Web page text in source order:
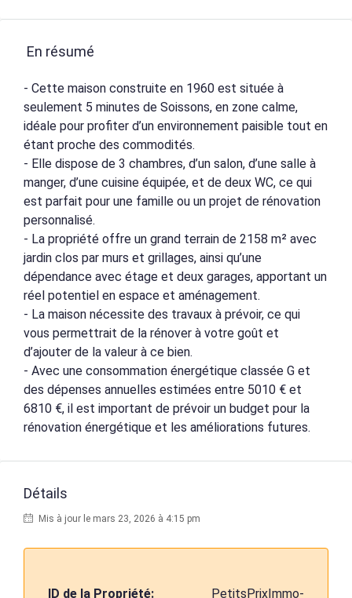
En résumé
- Cette maison construite en 1960 est située à
seulement 5 minutes de Soissons, en zone calme,
idéale pour profiter d’un environnement paisible tout en
étant proche des commodités.
- Elle dispose de 3 chambres, d’un salon, d’une salle à
manger, d’une cuisine équipée, et de deux WC, ce qui
est parfait pour une famille ou un projet de rénovation
personnalisé.
- La propriété offre un grand terrain de 2158 m² avec
jardin clos par murs et grillages, ainsi qu’une
dépendance avec étage et deux garages, apportant un
réel potentiel en espace et aménagement.
- La maison nécessite des travaux à prévoir, ce qui
vous permettrait de la rénover à votre goût et
d’ajouter de la valeur à ce bien.
- Avec une consommation énergétique classée G et
des dépenses annuelles estimées entre 5010 € et
6810 €, il est important de prévoir un budget pour la
rénovation énergétique et les améliorations futures.
Détails
Mis à jour le mars 23, 2026 à 4:15 pm
ID de la Propriété:
PetitsPrixImmo-